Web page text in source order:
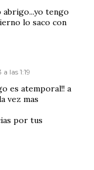
abrigo...yo tengo
lo saco con
las 1:19
es atemporal!! a
vez mas
por tus